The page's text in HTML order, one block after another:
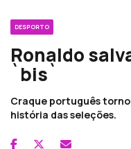
DESPORTO
Ronaldo
`bis`
Craque português
história das seleções.